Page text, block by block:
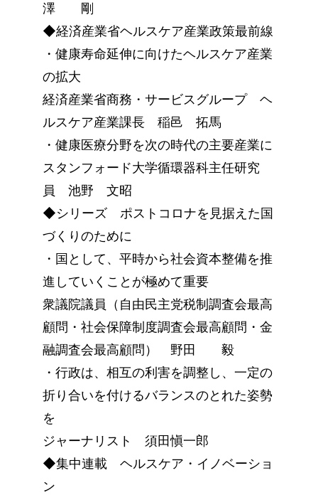
澤 剛
◆経済産業省ヘルスケア産業政策最前線
・健康寿命延伸に向けたヘルスケア産業
の拡大
経済産業省商務・サービスグループ ヘ
ルスケア産業課長 稲邑 拓馬
・健康医療分野を次の時代の主要産業に
スタンフォード大学循環器科主任研究
員 池野 文昭
◆シリーズ ポストコロナを見据えた国
づくりのために
・国として、平時から社会資本整備を推
進していくことが極めて重要
衆議院議員（自由民主党税制調査会最高
顧問・社会保障制度調査会最高顧問・金
融調査会最高顧問） 野田 毅
・行政は、相互の利害を調整し、一定の
折り合いを付けるバランスのとれた姿勢
を
ジャーナリスト 須田愼一郎
◆集中連載 ヘルスケア・イノベーショ
ン